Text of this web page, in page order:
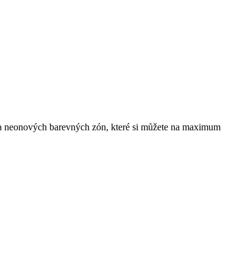
barevných zón, které si můžete na maximum